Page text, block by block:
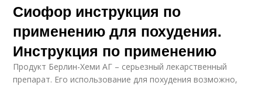
Сиофор инструкция по
применению для похудения.
Инструкция по применению
Продукт Берлин-Хеми АГ – серьезный лекарственный
препарат. Его использование для похудения возможно,